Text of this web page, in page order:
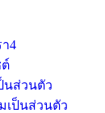
4
ต์
นส่วนตัว
เป็นส่วนตัว